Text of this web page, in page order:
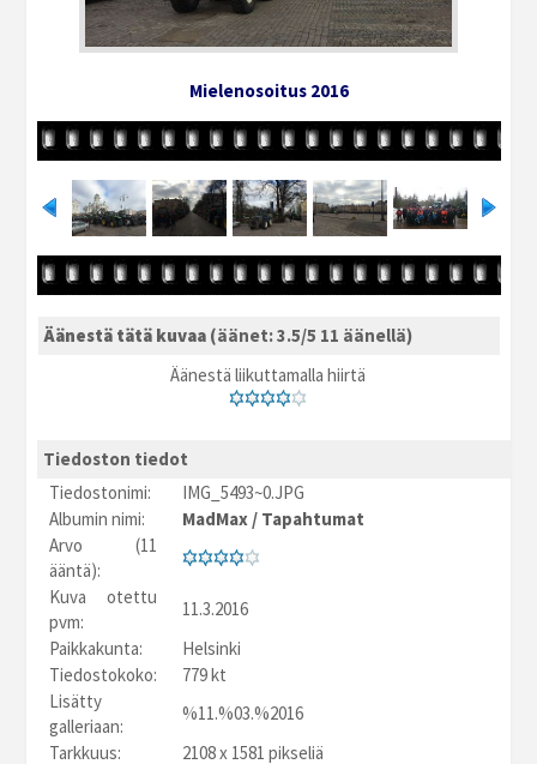
Mielenosoitus 2016
Äänestä tätä kuvaa (äänet: 3.5/5 11 äänellä)
Äänestä liikuttamalla hiirtä
Tiedoston tiedot
Tiedostonimi:
IMG_5493~0.JPG
Albumin nimi:
MadMax / Tapahtumat
Arvo (11
ääntä):
Kuva otettu
pvm:
11.3.2016
Paikkakunta:
Helsinki
Tiedostokoko:
779 kt
Lisätty
galleriaan:
%11.%03.%2016
Tarkkuus:
2108 x 1581 pikseliä